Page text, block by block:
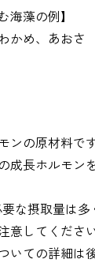
海藻の例】
かめ、あお
ンの原材料で
成長ホルモン
な摂取量は
意してください
いての詳細は